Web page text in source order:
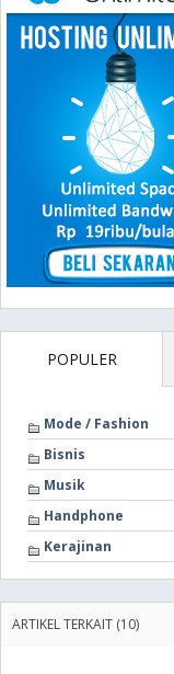
POPULER
Mode / Fashion
Bisnis
Musik
Handphone
Kerajinan
ARTIKEL TERKAIT (10)